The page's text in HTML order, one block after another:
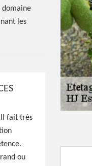
domaine
les
Il fait très
ou